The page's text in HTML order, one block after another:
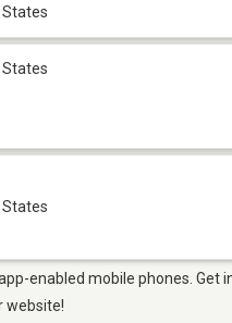
enabled mobile phones. Get
website!